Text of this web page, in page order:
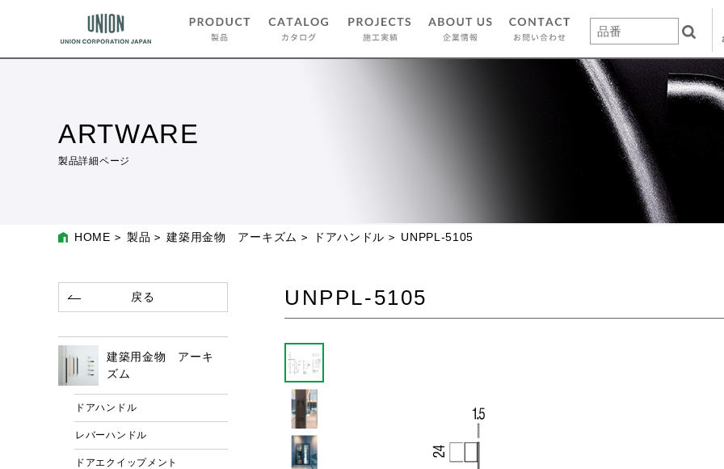
ARTWARE
製品詳細ページ
HOME 製品 建築用金物 アーキズム ドアハンドル UNPPL-5105
UNPPL-5105
戻る
建築用金物 アーキ
ズム
ドアハンドル
レバーハンドル
ドアエクイップメント